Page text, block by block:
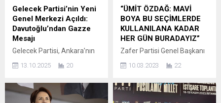
söyledim. ‘Nasılsınız’ diye
sorduğumuzda verdiği
cevap ‘gayet iyi’ oldu.’
ifadelerini kullandı.
Cumhurbaşkanı Recep
Tayyip Erdoğan, cuma
namazı çıkışı gazetecilerin
prim indirimi, 99 öncesi Bağ-
Kur’luların SSK şartlarında
emeklilik haklarının
sağlanması başta olmak
Gelecek Partisi’nin Yeni
Genel Merkezi Açıldı:
Davutoğlu’ndan Gazze
Mesajı
Gelecek Partisi, Ankara’nın
edilen yeni Genel Merkez
hizmete açtı. Açılışta
konuşan Genel Başkan
13.10.2025 20
“ÜMİT ÖZDAĞ: MAVİ
BOYA BU SEÇİMLERDE
KULLANILANA KADAR
HER GÜN BURADAYIZ”
Zafer Partisi Genel Başkanı
Yüksek Seçim Kurulu (YSK)
düzenledi. Prof. Dr. Ümit
Özdağ: “Türkiye 14 Mayıs’ta
10.03.2023 22